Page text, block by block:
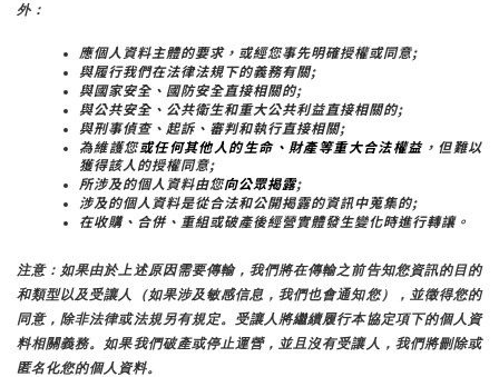
外：
應個人資料主體的要求，或經您事先明確授權或同意;
與履行我們在法律法規下的義務有關;
與國家安全、國防安全直接相關的;
與公共安全、公共衛生和重大公共利益直接相關的;
與刑事偵查、起訴、審判和執行直接相關;
為維護您或任何其他人的生命、財產等重大合法權益，但難以
獲得該人的授權同意;
所涉及的個人資料由您向公眾揭露;
涉及的個人資料是從合法和公開揭露的資訊中蒐集的;
在收購、合併、重組或破產後經營實體發生變化時進行轉讓。
注意：如果由於上述原因需要傳輸，我們將在傳輸之前告知您資訊的目的
和類型以及受讓人（如果涉及敏感信息，我們也會通知您），並徵得您的
同意，除非法律或法規另有規定。受讓人將繼續履行本協定項下的個人資
料相關義務。如果我們破產或停止運營，並且沒有受讓人，我們將刪除或
匿名化您的個人資料。